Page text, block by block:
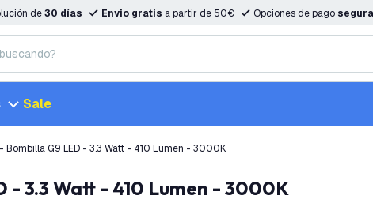
de30 días Envio gratis a partir de 50€ Opciones de pago
Sale
Bombilla G9 LED - 3.3 Watt - 410 Lumen - 3000K
- 3.3 Watt - 410 Lumen - 3000K